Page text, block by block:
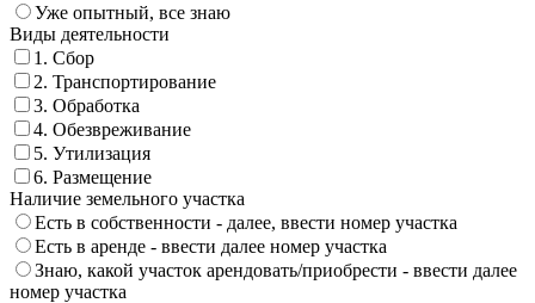
Уже опытный, все знаю
Виды деятельности
1. Сбор
2. Транспортирование
3. Обработка
4. Обезвреживание
5. Утилизация
6. Размещение
Наличие земельного участка
Есть в собственности - далее, ввести номер участка
Есть в аренде - ввести далее номер участка
Знаю, какой участок арендовать/приобрести - ввести далее
номер участка